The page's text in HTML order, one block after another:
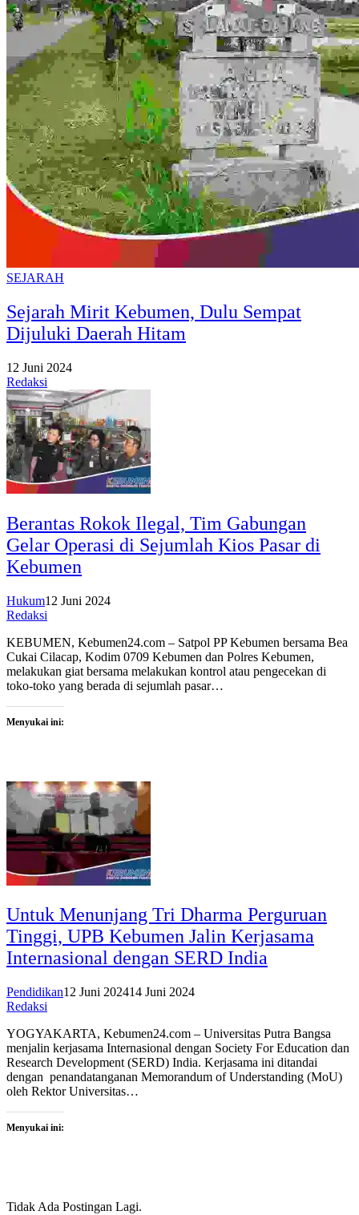
SEJARAH
Sejarah Mirit Kebumen, Dulu Sempat
Dijuluki Daerah Hitam
12 Juni 2024
Redaksi
Berantas Rokok Ilegal, Tim Gabungan
Gelar Operasi di Sejumlah Kios Pasar di
Kebumen
Hukum12 Juni 2024
Redaksi
KEBUMEN, Kebumen24.com – Satpol PP Kebumen bersama Bea
Cukai Cilacap, Kodim 0709 Kebumen dan Polres Kebumen,
melakukan giat bersama melakukan kontrol atau pengecekan di
toko-toko yang berada di sejumlah pasar…
Menyukai ini:
Untuk Menunjang Tri Dharma Perguruan
Tinggi, UPB Kebumen Jalin Kerjasama
Internasional dengan SERD India
Pendidikan12 Juni 202414 Juni 2024
Redaksi
YOGYAKARTA, Kebumen24.com – Universitas Putra Bangsa
menjalin kerjasama Internasional dengan Society For Education dan
Research Development (SERD) India. Kerjasama ini ditandai
dengan penandatanganan Memorandum of Understanding (MoU)
oleh Rektor Universitas…
Menyukai ini:
Tidak Ada Postingan Lagi.